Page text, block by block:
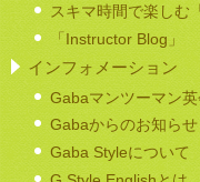
スキマ時間で楽しむ
「Instructor Blog」
インフォメーション
Gabaマンツーマン
Gabaからのお知らせ
Gaba Styleについて